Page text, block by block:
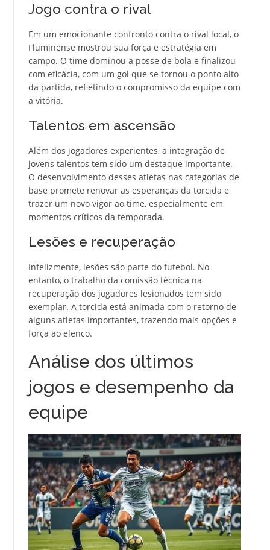
Jogo contra o rival
Em um emocionante confronto contra o rival local, o
Fluminense mostrou sua força e estratégia em
campo. O time dominou a posse de bola e finalizou
com eficácia, com um gol que se tornou o ponto alto
da partida, refletindo o compromisso da equipe com
a vitória.
Talentos em ascensão
Além dos jogadores experientes, a integração de
jovens talentos tem sido um destaque importante.
O desenvolvimento desses atletas nas categorias de
base promete renovar as esperanças da torcida e
trazer um novo vigor ao time, especialmente em
momentos críticos da temporada.
Lesões e recuperação
Infelizmente, lesões são parte do futebol. No
entanto, o trabalho da comissão técnica na
recuperação dos jogadores lesionados tem sido
exemplar. A torcida está animada com o retorno de
alguns atletas importantes, trazendo mais opções e
força ao elenco.
Análise dos últimos
jogos e desempenho da
equipe